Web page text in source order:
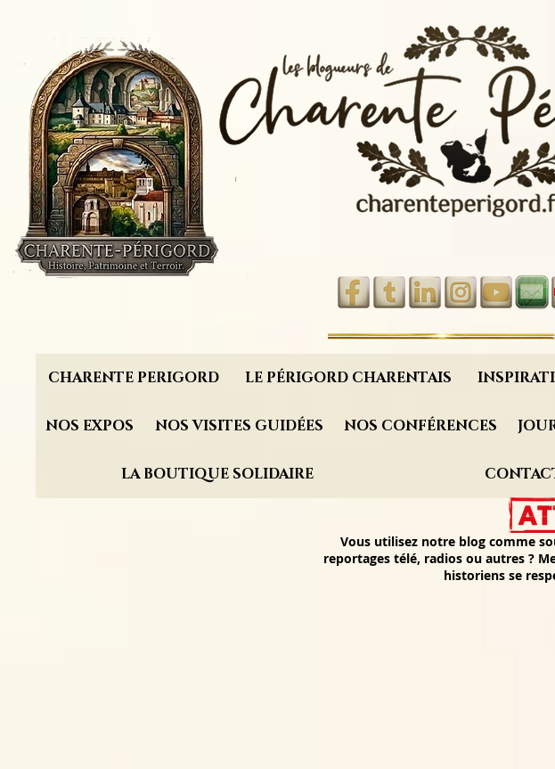
CHARENTE PERIGORD LE PÉRIGORD CHARENTAIS
NOS EXPOS NOS VISITES GUIDÉES NOS CONFÉRENCES
LA BOUTIQUE SOLIDAIRE
Vous utilisez notre blog comme
reportages télé, radios ou autres ?
historiens se